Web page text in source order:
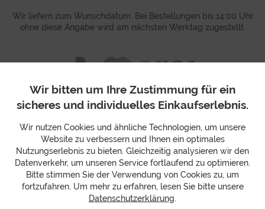
Wir liefern zum Wunschdatum. Bei Bestellungen bis 14:00 Uhr
ohne diese Angabe wird am nächsten Werktag zugestellt.
NEWSLETTER ABONNIEREN
Hansen Obst
Wir bitten um Ihre Zustimmung für ein
sicheres und individuelles Einkaufserlebnis.
Wir nutzen Cookies und ähnliche Technologien, um unsere
Website zu verbessern und Ihnen ein optimales
Nutzungserlebnis zu bieten. Gleichzeitig analysieren wir den
Datenverkehr, um unseren Service fortlaufend zu optimieren.
Bitte stimmen Sie der Verwendung von Cookies zu, um
fortzufahren. Um mehr zu erfahren, lesen Sie bitte unsere
Datenschutzerklärung